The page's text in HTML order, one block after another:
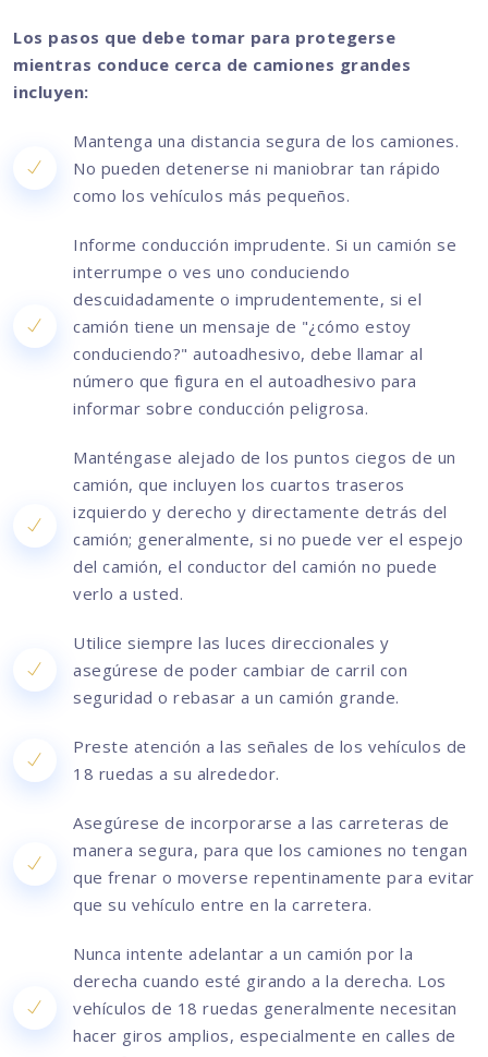
Los pasos que debe tomar para protegerse
mientras conduce cerca de camiones grandes
incluyen:
Mantenga una distancia segura de los camiones.
No pueden detenerse ni maniobrar tan rápido
como los vehículos más pequeños.
Informe conducción imprudente. Si un camión se
interrumpe o ves uno conduciendo
descuidadamente o imprudentemente, si el
camión tiene un mensaje de "¿cómo estoy
conduciendo?" autoadhesivo, debe llamar al
número que figura en el autoadhesivo para
informar sobre conducción peligrosa.
Manténgase alejado de los puntos ciegos de un
camión, que incluyen los cuartos traseros
izquierdo y derecho y directamente detrás del
camión; generalmente, si no puede ver el espejo
del camión, el conductor del camión no puede
verlo a usted.
Utilice siempre las luces direccionales y
asegúrese de poder cambiar de carril con
seguridad o rebasar a un camión grande.
Preste atención a las señales de los vehículos de
18 ruedas a su alrededor.
Asegúrese de incorporarse a las carreteras de
manera segura, para que los camiones no tengan
que frenar o moverse repentinamente para evitar
que su vehículo entre en la carretera.
Nunca intente adelantar a un camión por la
derecha cuando esté girando a la derecha. Los
vehículos de 18 ruedas generalmente necesitan
hacer giros amplios, especialmente en calles de